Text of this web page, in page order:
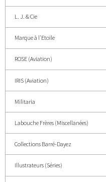
L. J. & Cie
Marque à l'Etoile
ROSE (Aviation)
IRIS (Aviation)
Militaria
Labouche Frères (Miscellanées)
Collections Barré-Dayez
Illustrateurs (Séries)